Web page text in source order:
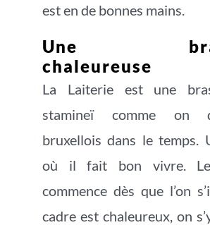
est en de bonnes mains.
Une
chaleureuse
La Laiterie est une
stamineï comme on
bruxellois dans le temps.
où il fait bon vivre. Le
commence dès que l’on
cadre est chaleureux, on